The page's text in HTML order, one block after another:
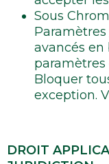
Sous
avancés en
paramètres
Bloquer
exception.
DROIT